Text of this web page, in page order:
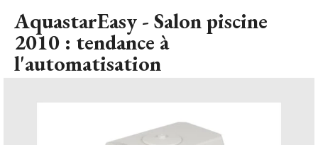
AquastarEasy - Salon piscine
2010 : tendance à
l'automatisation